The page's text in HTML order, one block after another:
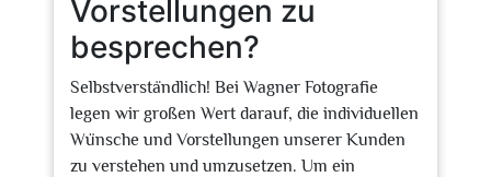
Vorstellungen zu
besprechen?
Selbstverständlich! Bei Wagner Fotografie
legen wir großen Wert darauf, die individuellen
Wünsche und Vorstellungen unserer Kunden
zu verstehen und umzusetzen. Um ein